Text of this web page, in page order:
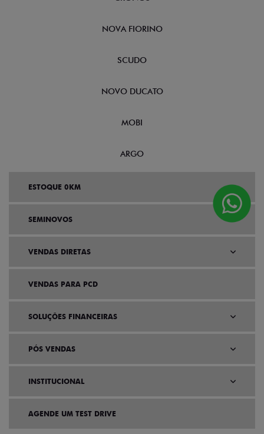
NOVA FIORINO
SCUDO
NOVO DUCATO
MOBI
ARGO
ESTOQUE 0KM
SEMINOVOS
VENDAS DIRETAS
VENDAS PARA PCD
SOLUÇÕES FINANCEIRAS
PÓS VENDAS
INSTITUCIONAL
AGENDE UM TEST DRIVE